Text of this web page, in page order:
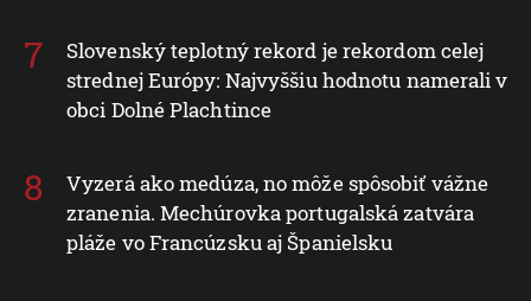
Slovenský teplotný rekord je rekordom celej
strednej Európy: Najvyššiu hodnotu namerali v
obci Dolné Plachtince
Vyzerá ako medúza, no môže spôsobiť vážne
zranenia. Mechúrovka portugalská zatvára
pláže vo Francúzsku aj Španielsku